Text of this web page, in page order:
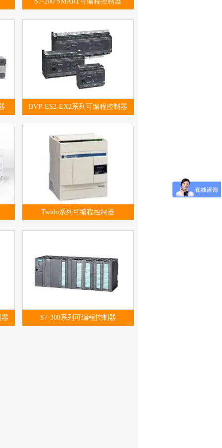
DVP-ES2-EX2系列可编程控制器
Twido系列可编程控制器
器 S7-300系列可编程控制器